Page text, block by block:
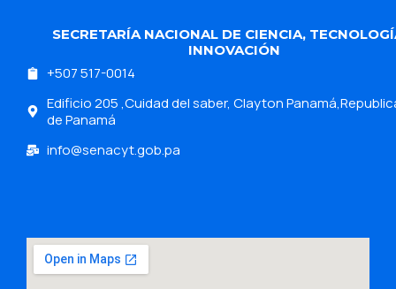
SECRETARÍA NACIONAL DE CIENCIA,
INNOVACIÓN
+507 517-0014
Edificio 205 ,Cuidad del saber, Clayton
de Panamá
info@senacyt.gob.pa